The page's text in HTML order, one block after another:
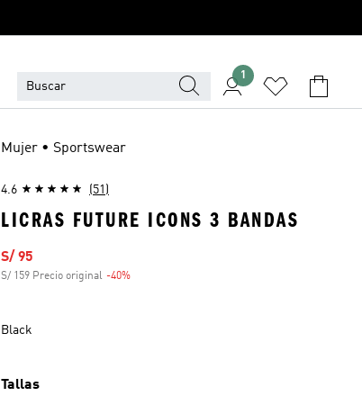
1
Mujer • Sportswear
4.6 (51)
LICRAS FUTURE ICONS 3 BANDAS
Precio de venta
S/ 95
S/ 159 Precio original -40%
Black
Tallas